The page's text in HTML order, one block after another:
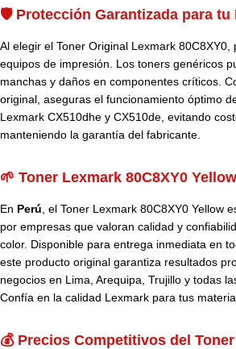
🛡️ Protección Garantizada para tu
Al elegir el Toner Original Lexmark 80C8XY0,
equipos de impresión. Los toners genéricos
manchas y daños en componentes críticos.
original, aseguras el funcionamiento óptimo
Lexmark CX510dhe y CX510de, evitando
manteniendo la garantía del fabricante.
🌱 Toner Lexmark 80C8XY0
En Perú , el Toner Lexmark 80C8XY0 Yellow
por empresas que valoran calidad y
color. Disponible para entrega inmediata en
este producto original garantiza resultados
negocios en Lima, Arequipa, Trujillo y todas
Confía en la calidad Lexmark para tus
💰 Precios Competitivos del